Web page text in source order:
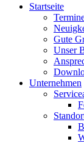
Startseite
Gute
Unser
Unternehmen